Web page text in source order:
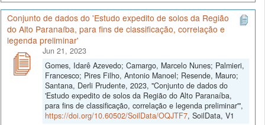
Conjunto de dados do 'Estudo expedito de solos da Região
do Alto Paranaíba, para fins de classificação, correlação e
legenda preliminar'
Jun 21, 2023
Gomes, Idarê Azevedo; Camargo, Marcelo Nunes; Palmieri,
Francesco; Pires Filho, Antonio Manoel; Resende, Mauro;
Santana, Derli Prudente, 2023, "Conjunto de dados do
'Estudo expedito de solos da Região do Alto Paranaíba,
para fins de classificação, correlação e legenda preliminar'",
https://doi.org/10.60502/SoilData/OQJTF7, SoilData, V1